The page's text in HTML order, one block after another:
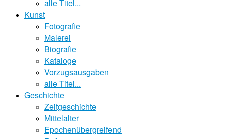
alle Titel...
Kunst
Fotografie
Malerei
Biografie
Kataloge
Vorzugsausgaben
alle Titel...
Geschichte
Zeitgeschichte
Mittelalter
Epochenübergreifend